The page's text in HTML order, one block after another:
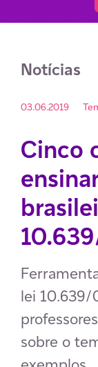
Notícias
03.06.2019
Cinco
lei 10.639/
sobre o